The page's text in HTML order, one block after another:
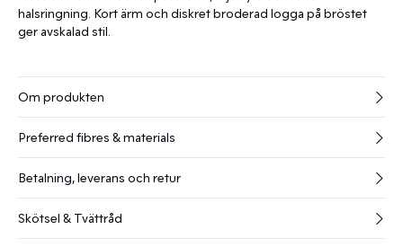
halsringning. Kort ärm och diskret broderad logga på bröstet
ger avskalad stil.
Om produkten
Preferred fibres & materials
Betalning, leverans och retur
Skötsel & Tvättråd